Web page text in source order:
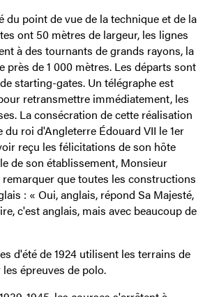
du point de vue de la technique et de la
ont 50 mètres de largeur, les lignes
à des tournants de grands rayons, la
près de 1 000 mètres. Les départs sont
starting-gates. Un télégraphe est
retransmettre immédiatement, les
La consécration de cette réalisation
roi d'Angleterre Édouard VII le 1er
reçu les félicitations de son hôte
de son établissement, Monsieur
que toutes les constructions
: « Oui, anglais, répond Sa Majesté,
c'est anglais, mais avec beaucoup de
d'été de 1924 utilisent les terrains de
épreuves de polo.